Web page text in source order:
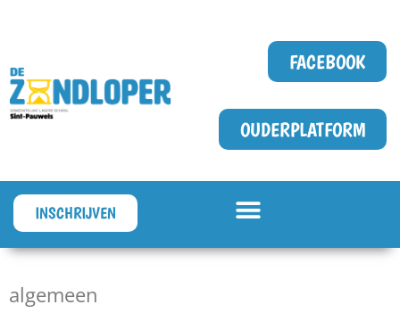
FACEBOOK
OUDERPLATFORM
INSCHRIJVEN
algemeen